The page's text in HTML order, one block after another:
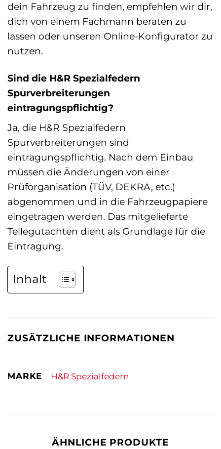
dein Fahrzeug zu finden, empfehlen wir dir,
dich von einem Fachmann beraten zu
lassen oder unseren Online-Konfigurator zu
nutzen.
Sind die H&R Spezialfedern
Spurverbreiterungen
eintragungspflichtig?
Ja, die H&R Spezialfedern
Spurverbreiterungen sind
eintragungspflichtig. Nach dem Einbau
müssen die Änderungen von einer
Prüforganisation (TÜV, DEKRA, etc.)
abgenommen und in die Fahrzeugpapiere
eingetragen werden. Das mitgelieferte
Teilegutachten dient als Grundlage für die
Eintragung.
Inhalt
ZUSÄTZLICHE INFORMATIONEN
MARKE H&R Spezialfedern
ÄHNLICHE PRODUKTE